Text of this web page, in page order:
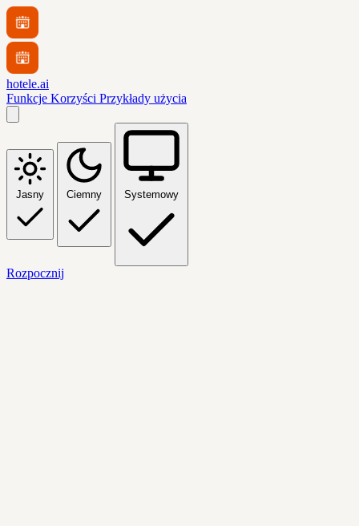
hotele.ai
Funkcje Korzyści Przykłady użycia
Jasny Ciemny Systemowy
Rozpocznij